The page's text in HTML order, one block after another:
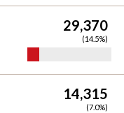
29,370
(14.5%)
14,315
(7.0%)